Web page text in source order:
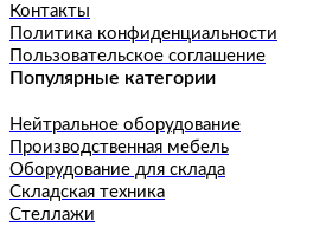
Контакты
Политика конфиденциальности
Пользовательское соглашение
Популярные категории
Нейтральное оборудование
Производственная мебель
Оборудование для склада
Складская техника
Стеллажи